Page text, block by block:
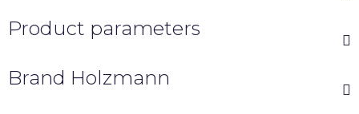
Product parameters
Brand Holzmann